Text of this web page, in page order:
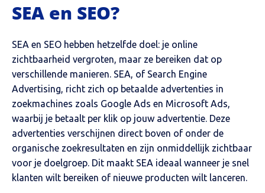
SEA en SEO?
SEA en SEO hebben hetzelfde doel: je online
zichtbaarheid vergroten, maar ze bereiken dat op
verschillende manieren. SEA, of Search Engine
Advertising, richt zich op betaalde advertenties in
zoekmachines zoals Google Ads en Microsoft Ads,
waarbij je betaalt per klik op jouw advertentie. Deze
advertenties verschijnen direct boven of onder de
organische zoekresultaten en zijn onmiddellijk zichtbaar
voor je doelgroep. Dit maakt SEA ideaal wanneer je snel
klanten wilt bereiken of nieuwe producten wilt lanceren.